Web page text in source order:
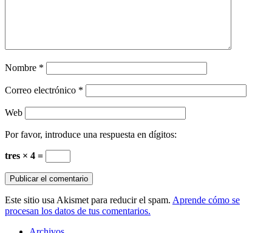
Nombre *
Correo electrónico *
Web
Por favor, introduce una respuesta en dígitos:
tres × 4 =
Este sitio usa Akismet para reducir el spam. Aprende cómo se
procesan los datos de tus comentarios.